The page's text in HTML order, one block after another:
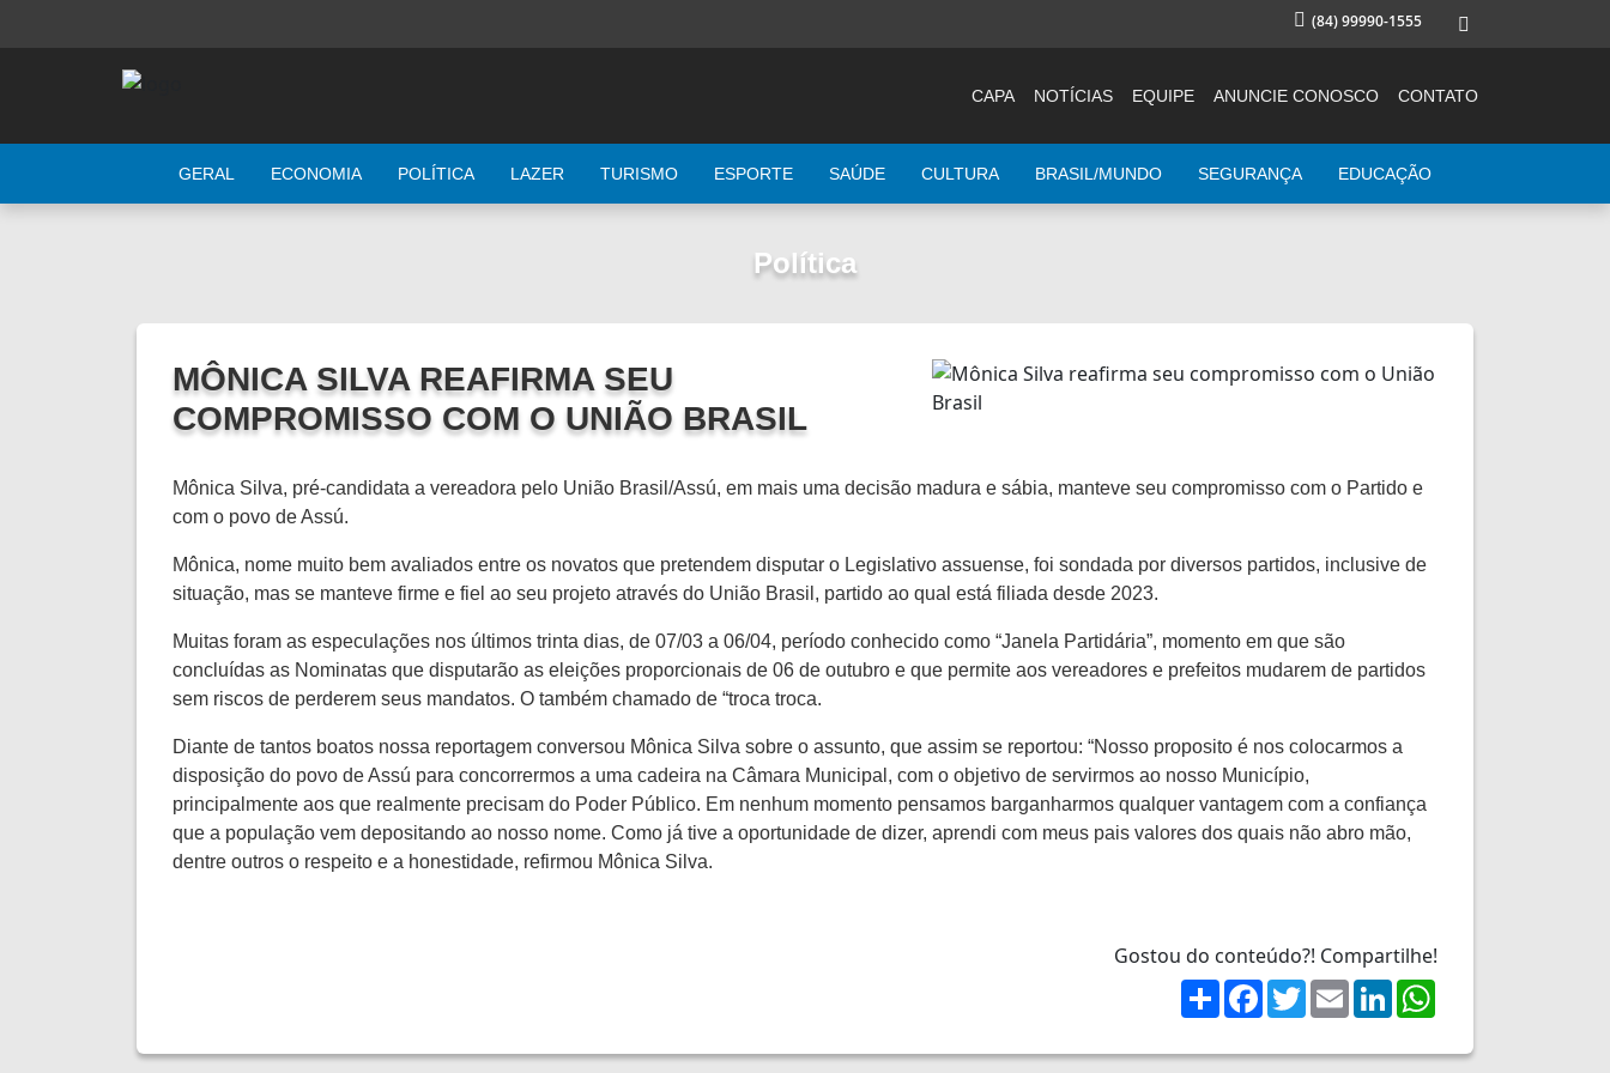
(84) 99990-1555
CAPA NOTÍCIAS EQUIPE ANUNCIE CONOSCO CONTATO
GERAL ECONOMIA POLÍTICA LAZER TURISMO ESPORTE SAÚDE CULTURA BRASIL/MUNDO SEGURANÇA EDUCAÇÃO
Política
MÔNICA SILVA REAFIRMA SEU
COMPROMISSO COM O UNIÃO BRASIL
Mônica Silva, pré-candidata a vereadora pelo União Brasil/Assú, em mais uma decisão madura e sábia, manteve seu compromisso com o Partido e
com o povo de Assú.
Mônica, nome muito bem avaliados entre os novatos que pretendem disputar o Legislativo assuense, foi sondada por diversos partidos, inclusive de
situação, mas se manteve firme e fiel ao seu projeto através do União Brasil, partido ao qual está filiada desde 2023.
Muitas foram as especulações nos últimos trinta dias, de 07/03 a 06/04, período conhecido como “Janela Partidária”, momento em que são
concluídas as Nominatas que disputarão as eleições proporcionais de 06 de outubro e que permite aos vereadores e prefeitos mudarem de partidos
sem riscos de perderem seus mandatos. O também chamado de “troca troca.
Diante de tantos boatos nossa reportagem conversou Mônica Silva sobre o assunto, que assim se reportou: “Nosso proposito é nos colocarmos a
disposição do povo de Assú para concorrermos a uma cadeira na Câmara Municipal, com o objetivo de servirmos ao nosso Município,
principalmente aos que realmente precisam do Poder Público. Em nenhum momento pensamos barganharmos qualquer vantagem com a confiança
que a população vem depositando ao nosso nome. Como já tive a oportunidade de dizer, aprendi com meus pais valores dos quais não abro mão,
dentre outros o respeito e a honestidade, refirmou Mônica Silva.
Gostou do conteúdo?! Compartilhe!
ShareFacebook
TwitterEmailLinkedIn